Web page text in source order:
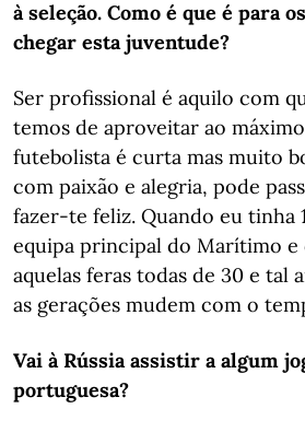
à seleção. Como é que é para
chegar esta juventude?
Ser profissional é aquilo com
temos de aproveitar ao
futebolista é curta mas muito
com paixão e alegria, pode
fazer-te feliz. Quando eu tinha
equipa principal do Marítimo
aquelas feras todas de 30 e tal
as gerações mudem com o
Vai à Rússia assistir a algum
portuguesa?